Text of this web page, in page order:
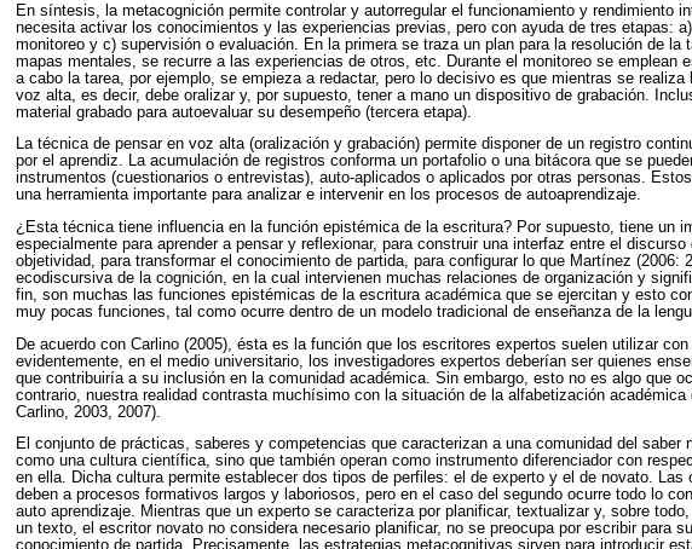
En síntesis, la metacognición permite controlar y autorregular el funcionamiento y rendimiento
necesita activar los conocimientos y las experiencias previas, pero con ayuda de tres etapas:
monitoreo y c) supervisión o evaluación. En la primera se traza un plan para la resolución de la
mapas mentales, se recurre a las experiencias de otros, etc. Durante el monitoreo se emplean
a cabo la tarea, por ejemplo, se empieza a redactar, pero lo decisivo es que mientras se realiza
voz alta, es decir, debe oralizar y, por supuesto, tener a mano un dispositivo de grabación.
material grabado para autoevaluar su desempeño (tercera etapa).
La técnica de pensar en voz alta (oralización y grabación) permite disponer de un registro
por el aprendiz. La acumulación de registros conforma un portafolio o una bitácora que se
instrumentos (cuestionarios o entrevistas), auto-aplicados o aplicados por otras personas.
una herramienta importante para analizar e intervenir en los procesos de autoaprendizaje.
¿Esta técnica tiene influencia en la función epistémica de la escritura? Por supuesto, tiene un
especialmente para aprender a pensar y reflexionar, para construir una interfaz entre el
objetividad, para transformar el conocimiento de partida, para configurar lo que Martínez (2006:
ecodiscursiva de la cognición, en la cual intervienen muchas relaciones de organización y
fin, son muchas las funciones epistémicas de la escritura académica que se ejercitan y esto
muy pocas funciones, tal como ocurre dentro de un modelo tradicional de enseñanza de la
De acuerdo con Carlino (2005), ésta es la función que los escritores expertos suelen utilizar con
evidentemente, en el medio universitario, los investigadores expertos deberían ser quienes
que contribuiría a su inclusión en la comunidad académica. Sin embargo, esto no es algo que
contrario, nuestra realidad contrasta muchísimo con la situación de la alfabetización académica
Carlino, 2003, 2007).
El conjunto de prácticas, saberes y competencias que caracterizan a una comunidad del saber
como una cultura científica, sino que también operan como instrumento diferenciador con
en ella. Dicha cultura permite establecer dos tipos de perfiles: el de experto y el de novato. Las
deben a procesos formativos largos y laboriosos, pero en el caso del segundo ocurre todo lo
auto aprendizaje. Mientras que un experto se caracteriza por planificar, textualizar y, sobre
un texto, el escritor novato no considera necesario planificar, no se preocupa por escribir para